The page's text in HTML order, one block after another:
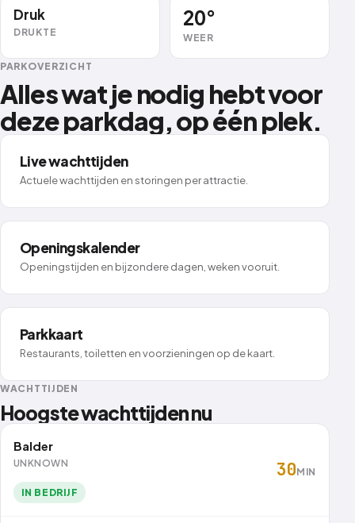
Druk
DRUKTE
20°
WEER
PARKOVERZICHT
Alles wat je nodig hebt voor
deze parkdag, op één plek.
Live wachttijden
Actuele wachttijden en storingen per attractie.
Openingskalender
Openingstijden en bijzondere dagen, weken vooruit.
Parkkaart
Restaurants, toiletten en voorzieningen op de kaart.
WACHTTIJDEN
Hoogste wachttijden nu
Balder
UNKNOWN
IN BEDRIJF
30MIN